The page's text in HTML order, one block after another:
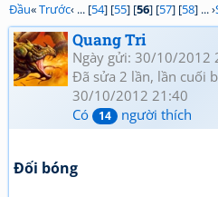
Đầu«Trước‹ ... [54] [55] [56] [57] [58] ... ›
Quang Tri
Ngày gửi: 30/10/2012
Đã sửa 2 lần, lần cuối
30/10/2012 21:40
Có
14 người thích
Đối bóng